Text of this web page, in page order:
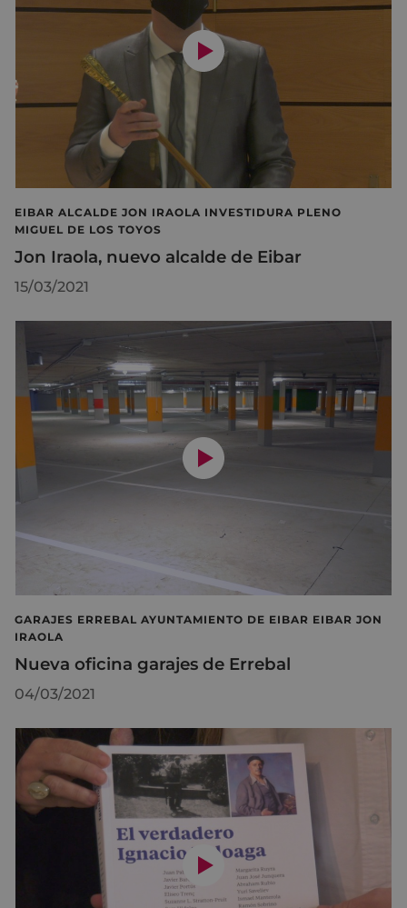
EIBAR ALCALDE JON IRAOLA INVESTIDURA PLENO
MIGUEL DE LOS TOYOS
Jon Iraola, nuevo alcalde de Eibar
15/03/2021
GARAJES ERREBAL AYUNTAMIENTO DE EIBAR EIBAR JON
IRAOLA
Nueva oficina garajes de Errebal
04/03/2021